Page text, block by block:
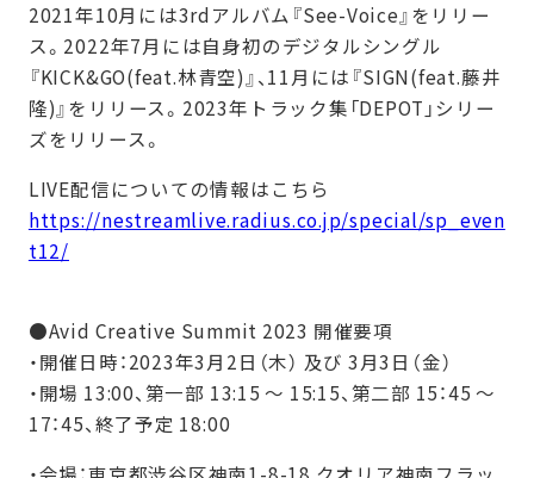
2021年10⽉には3rdアルバム『See-Voice』をリリー
ス。2022年7⽉には⾃⾝初のデジタルシングル
『KICK&GO(feat.林⻘空)』、11⽉には『SIGN(feat.藤井
隆)』をリリース。2023年トラック集「DEPOT」シリー
ズをリリース。
LIVE配信についての情報はこちら
https://nestreamlive.radius.co.jp/special/sp_even
t12/
●Avid Creative Summit 2023 開催要項
・開催日時：2023年3月2日（木） 及び 3月3日（金）
・開場 13:00、第一部 13:15 〜 15:15、第二部 15：45 〜
17：45、終了予定 18:00